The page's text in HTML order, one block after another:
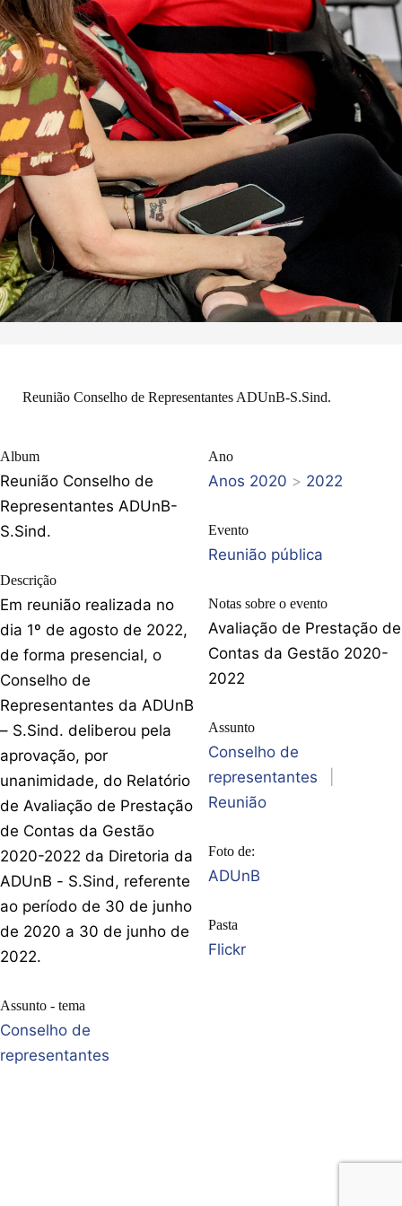
Reunião Conselho de Representantes ADUnB-S.Sind.
Album
Reunião Conselho de
Representantes ADUnB-
S.Sind.
Descrição
Em reunião realizada no
dia 1º de agosto de 2022,
de forma presencial, o
Conselho de
Representantes da ADUnB
– S.Sind. deliberou pela
aprovação, por
unanimidade, do Relatório
de Avaliação de Prestação
de Contas da Gestão
2020-2022 da Diretoria da
ADUnB - S.Sind, referente
ao período de 30 de junho
de 2020 a 30 de junho de
2022.
Assunto - tema
Conselho de
representantes
Ano
Anos 2020 > 2022
Evento
Reunião pública
Notas sobre o evento
Avaliação de Prestação de
Contas da Gestão 2020-
2022
Assunto
Conselho de
representantes
Reunião
Foto de:
ADUnB
Pasta
Flickr